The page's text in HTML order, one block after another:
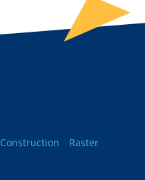
Construction
Raster